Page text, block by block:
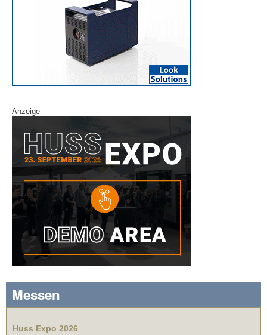
Anzeige
Messen
Huss Expo 2026